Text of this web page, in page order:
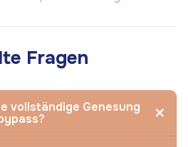
Fragen
vollständige Genesung